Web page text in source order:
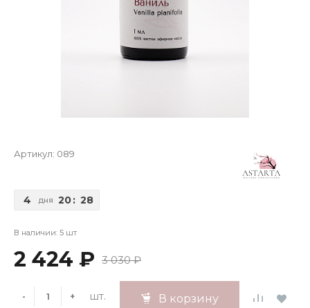
Артикул: 089
4 дня 20: 28
В наличии: 5 шт
2 424 ₽ 3 030 ₽
- + шт. В корзину